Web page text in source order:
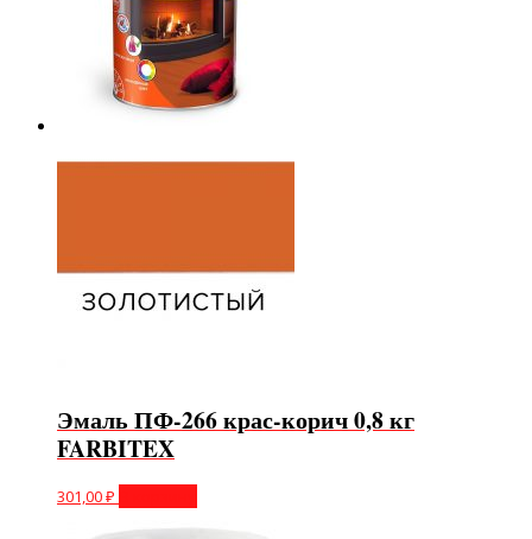
Эмаль ПФ-266 крас-корич 0,8 кг
FARBITEX
301,00₽